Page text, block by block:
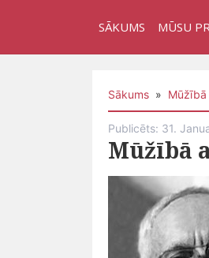
SĀKUMS MŪSU
Sākums »
Publicēts: 31.
Mūžībā